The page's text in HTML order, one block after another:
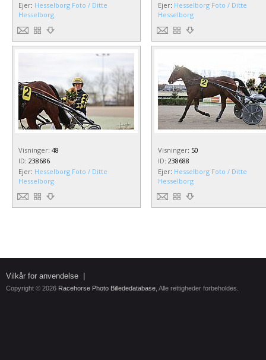
Ejer: Hesselborg Foto / Ditte
Hesselborg
Ejer: Hesselborg Foto / Ditte
Hesselborg
Visninger: 48
ID: 238686
Ejer: Hesselborg Foto / Ditte
Hesselborg
Visninger: 50
ID: 238688
Ejer: Hesselborg Foto / Ditte
Hesselborg
Vilkår for anvendelse
Copyright © 2026 Racehorse Photo Billededatabase , Alle rettigheder forbeholdes.